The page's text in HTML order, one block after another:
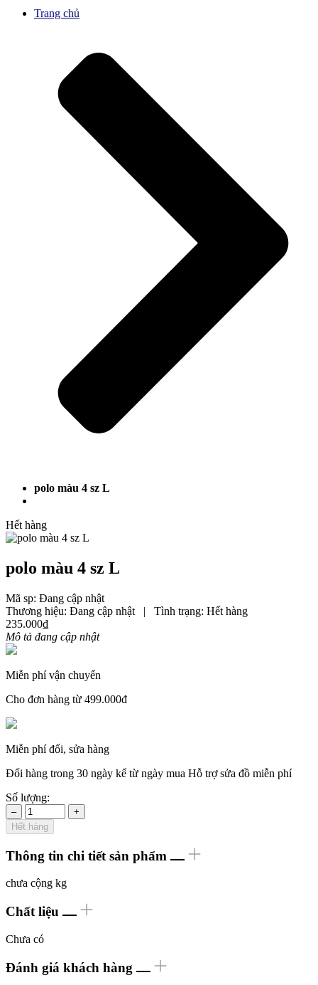
Trang chủ
polo màu 4 sz L
Hết hàng
polo màu 4 sz L
Mã sp: Đang cập nhật
Thương hiệu: Đang cập nhật | Tình trạng: Hết hàng
235.000₫
Mô tả đang cập nhật
Miễn phí vận chuyển
Cho đơn hàng từ 499.000đ
Miễn phí đổi, sửa hàng
Đổi hàng trong 30 ngày kể từ ngày mua Hỗ trợ sửa đồ miễn phí
Số lượng:
–
+
Hết hàng
Thông tin chi tiết sản phẩm
chưa cộng kg
Chất liệu
Chưa có
Đánh giá khách hàng